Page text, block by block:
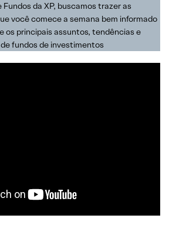
da XP, buscamos trazer as
você comece a semana bem informado
os principais assuntos, tendências e
fundos de investimentos